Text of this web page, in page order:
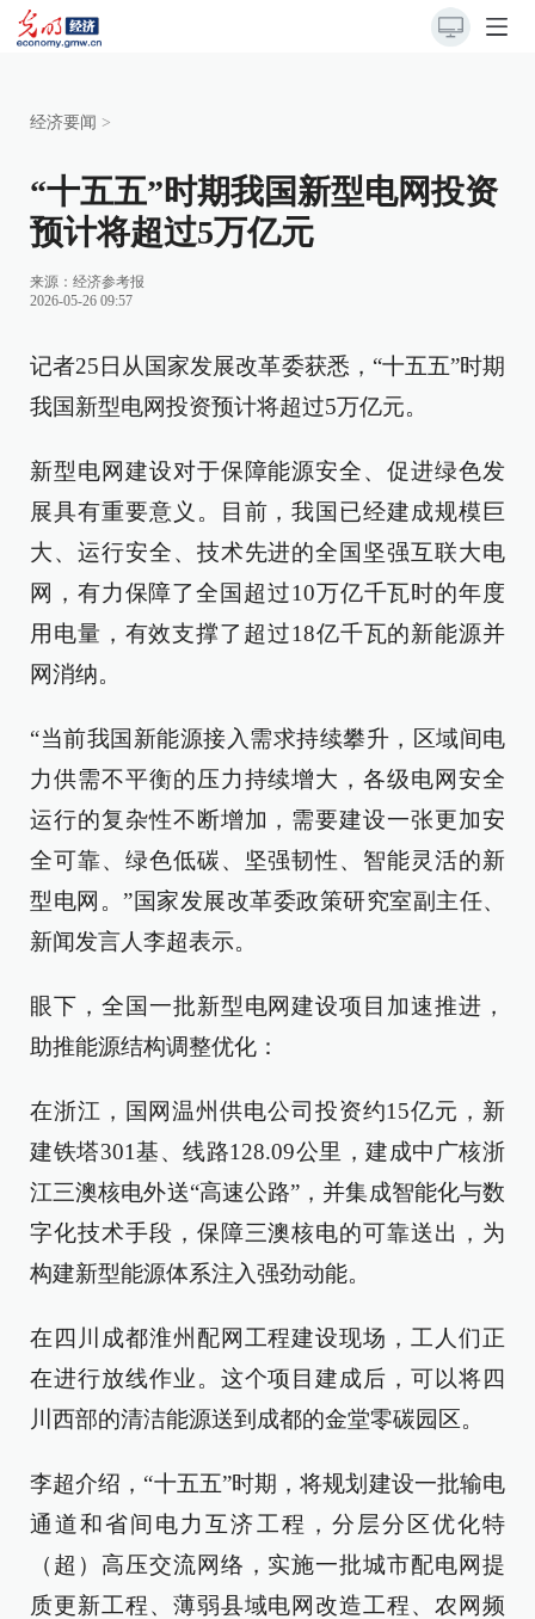
经济要闻 >
“十五五”时期我国新型电网投资
预计将超过5万亿元
来源： 经济参考报
2026-05-26 09:57
记者25日从国家发展改革委获悉，“十五五”时期
我国新型电网投资预计将超过5万亿元。
新型电网建设对于保障能源安全、促进绿色发
展具有重要意义。目前，我国已经建成规模巨
大、运行安全、技术先进的全国坚强互联大电
网，有力保障了全国超过10万亿千瓦时的年度
用电量，有效支撑了超过18亿千瓦的新能源并
网消纳。
“当前我国新能源接入需求持续攀升，区域间电
力供需不平衡的压力持续增大，各级电网安全
运行的复杂性不断增加，需要建设一张更加安
全可靠、绿色低碳、坚强韧性、智能灵活的新
型电网。”国家发展改革委政策研究室副主任、
新闻发言人李超表示。
眼下，全国一批新型电网建设项目加速推进，
助推能源结构调整优化：
在浙江，国网温州供电公司投资约15亿元，新
建铁塔301基、线路128.09公里，建成中广核浙
江三澳核电外送“高速公路”，并集成智能化与数
字化技术手段，保障三澳核电的可靠送出，为
构建新型能源体系注入强劲动能。
在四川成都淮州配网工程建设现场，工人们正
在进行放线作业。这个项目建成后，可以将四
川西部的清洁能源送到成都的金堂零碳园区。
李超介绍，“十五五”时期，将规划建设一批输电
通道和省间电力互济工程，分层分区优化特
（超）高压交流网络，实施一批城市配电网提
质更新工程、薄弱县域电网改造工程、农网频